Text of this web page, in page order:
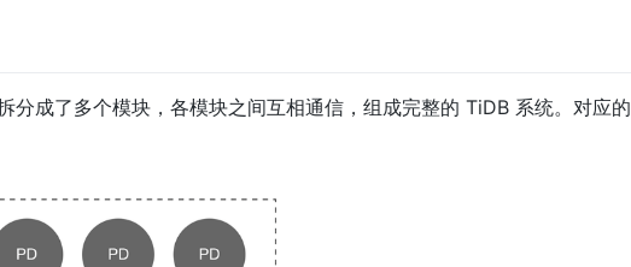
分成了多个模块，各模块之间互相通信，组成完整的 TiDB 系统。对应的